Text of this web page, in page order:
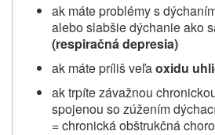
ak máte problémy s
alebo slabšie dýchanie ako
(respiračná depresia)
ak máte príliš veľaoxidu
ak trpíte závažnou
spojenou so zúžením
= chronická obštrukčná